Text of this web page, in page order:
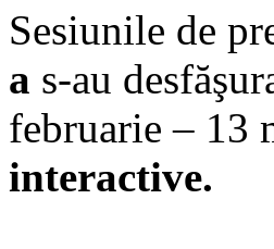
Sesiunile de
a s-au
februarie – 13
interactive.